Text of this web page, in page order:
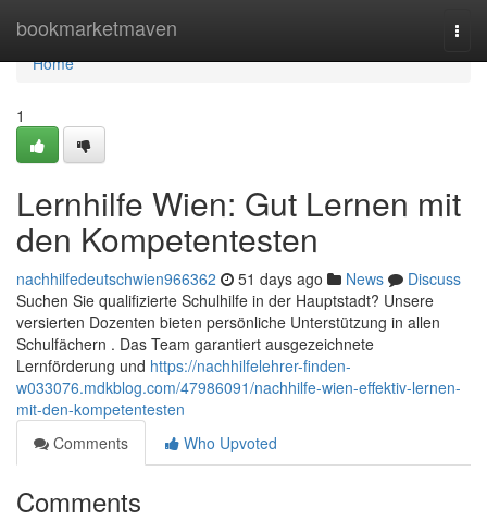
bookmarketmaven
Home
Home
1
Lernhilfe Wien: Gut Lernen mit
den Kompetentesten
nachhilfedeutschwien966362 51 days ago News
Discuss
Suchen Sie qualifizierte Schulhilfe in der Hauptstadt? Unsere
versierten Dozenten bieten persönliche Unterstützung in allen
Schulfächern . Das Team garantiert ausgezeichnete
Lernförderung und https://nachhilfelehrer-finden-
w033076.mdkblog.com/47986091/nachhilfe-wien-effektiv-lernen-
mit-den-kompetentesten
Comments
Who Upvoted
Comments